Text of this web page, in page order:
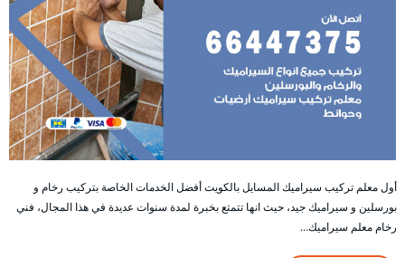
أول معلم تركيب سيراميك المسايل بالكويت أفضل الخدمات الخاصة بتركيب رخام و
بورسلين و سيراميك جيد، حيث انها تتمتع بخبرة لمدة سنوات عديدة في هذا المجال، فني
رخام معلم سيراميك…